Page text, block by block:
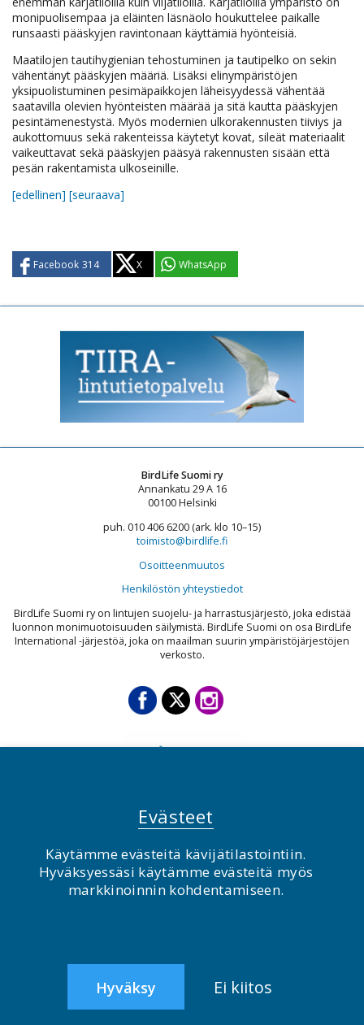
monipuolisempaa ja eläinten läsnäolo houkuttelee paikalle
runsaasti pääskyjen ravintonaan käyttämiä hyönteisiä.
Maatilojen tautihygienian tehostuminen ja tautipelko on sekin
vähentänyt pääskyjen määriä. Lisäksi elinympäristöjen
yksipuolistuminen pesimäpaikkojen läheisyydessä vähentää
saatavilla olevien hyönteisten määrää ja sitä kautta pääskyjen
pesintämenestystä. Myös modernien ulkorakennusten tiiviys ja
aukottomuus sekä rakenteissa käytetyt kovat, sileät materiaalit
vaikeuttavat sekä pääskyjen pääsyä rakennusten sisään että
pesän rakentamista ulkoseinille.
[edellinen] [seuraava]
Facebook 314 X WhatsApp
BirdLife Suomi ry
Annankatu 29 A 16
00100 Helsinki
puh. 010 406 6200 (ark. klo 10–15)
toimisto@birdlife.fi
Osoitteenmuutos
Henkilöstön yhteystiedot
BirdLife Suomi ry on lintujen suojelu- ja harrastusjärjestö, joka edistää
luonnon monimuotoisuuden säilymistä. BirdLife Suomi on osa BirdLife
International -järjestöä, joka on maailman suurin ympäristöjärjestöjen
verkosto.
© BirdLife Suomi ry 2026
Evästeet
Käytämme evästeitä kävijätilastointiin.
Hyväksyessäsi käytämme evästeitä myös
markkinoinnin kohdentamiseen.
Hyväksy Ei kiitos